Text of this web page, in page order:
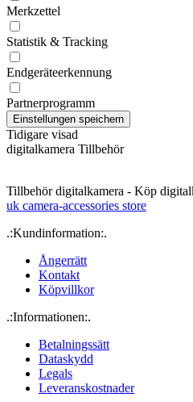
Merkzettel
Statistik & Tracking
Endgeräteerkennung
Partnerprogramm
Tidigare visad
digitalkamera Tillbehör
Tillbehör digitalkamera - Köp
uk camera-accessories store
.:Kundinformation:.
Ångerrätt
Kontakt
Köpvillkor
.:Informationen:.
Betalningssätt
Dataskydd
Legals
Leveranskostnader